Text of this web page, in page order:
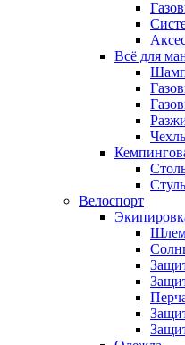
Всё для
Велоспорт